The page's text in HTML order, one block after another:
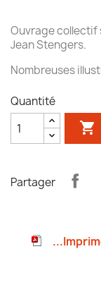
Ouvrage collectif
Jean Stengers.
Nombreuses
Quantité

Partager